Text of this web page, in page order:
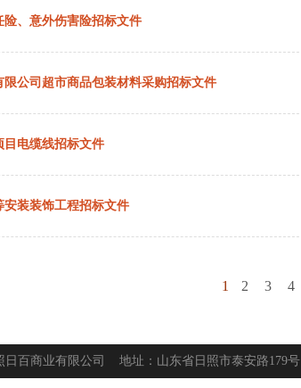
险、意外伤害险招标文件
限公司超市商品包装材料采购招标文件
目电缆线招标文件
安装装饰工程招标文件
1 2 3 4
日百商业有限公司 地址：山东省日照市泰安路179号